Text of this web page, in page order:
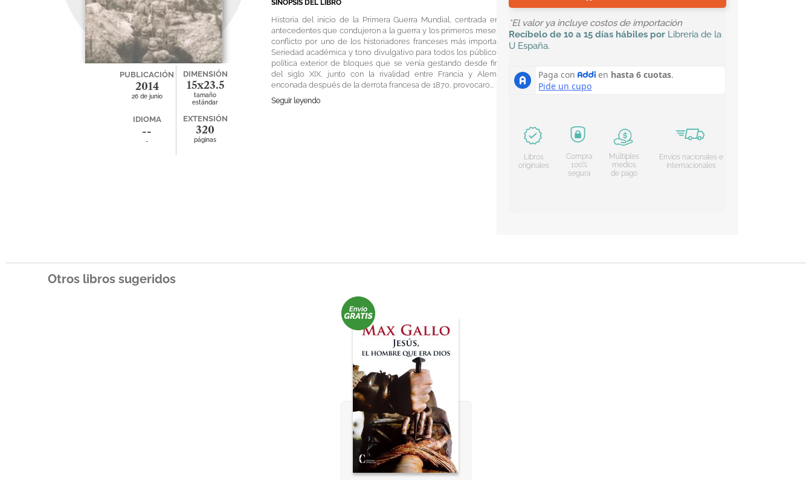
PUBLICACIÓN
2014
26 de junio
DIMENSIÓN
15x23.5
tamaño
estándar
IDIOMA
--
-
EXTENSIÓN
320
páginas
SINOPSIS DEL LIBRO
Historia del inicio de la Primera Guerra Mundial, centrada en los
antecedentes que condujeron a la guerra y los primeros meses del
conflicto por uno de los historiadores franceses más importantes.
Seriedad académica y tono divulgativo para todos los públicos. La
política exterior de bloques que se venía gestando desde finales
del siglo XIX, junto con la rivalidad entre Francia y Alemania,
enconada después de la derrota francesa de 1870, provocaro...
Seguir leyendo
*El valor ya incluye costos de importación
Recíbelo de 10 a 15 días hábiles por Libreria de la
U España.
Libros
originales
Compra
100%
segura
Múltiples
medios
de pago
Envíos nacionales e
internacionales
Otros libros sugeridos